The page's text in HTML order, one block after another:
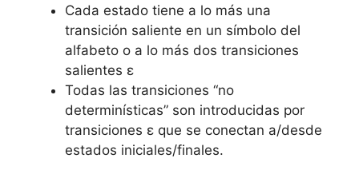
Cada estado tiene a lo más una
transición saliente en un símbolo del
alfabeto o a lo más dos transiciones
salientes ε
Todas las transiciones “no
determinísticas” son introducidas por
transiciones ε que se conectan a/desde
estados iniciales/finales.